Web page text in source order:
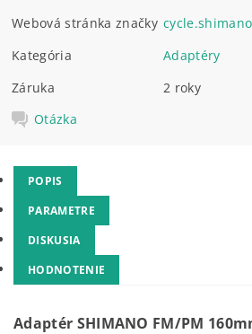
Webová stránka značky
Kategória
Adaptéry
Záruka
2 roky
Otázka
POPIS
PARAMETRE
DISKUSIA
HODNOTENIE
Adaptér SHIMANO FM/PM